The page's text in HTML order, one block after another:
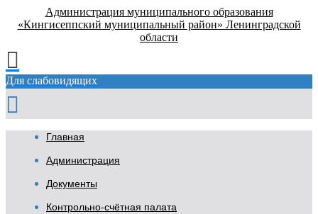
Администрация муниципального образования
«Кингисеппский муниципальный район» Ленинградской
области
Для слабовидящих
Главная
Администрация
Документы
Контрольно-счётная палата